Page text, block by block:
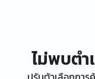
ไม่พบต